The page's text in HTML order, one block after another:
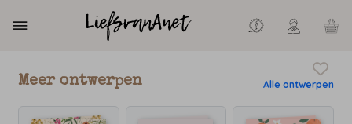
Meer ontwerpen Alle ontwerpen